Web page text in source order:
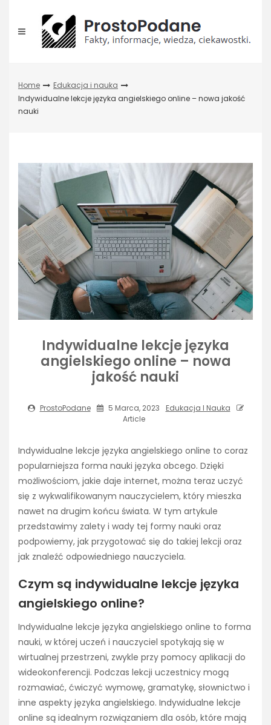
content
Home
Edukacja i nauka
Indywidualne lekcje języka angielskiego online – nowa jakość
nauki
Indywidualne lekcje języka
angielskiego online – nowa
jakość nauki
ProstoPodane 5 Marca, 2023
Edukacja I Nauka
Article
Indywidualne lekcje języka angielskiego online to coraz
popularniejsza forma nauki języka obcego. Dzięki
możliwościom, jakie daje internet, można teraz uczyć
się z wykwalifikowanym nauczycielem, który mieszka
nawet na drugim końcu świata. W tym artykule
przedstawimy zalety i wady tej formy nauki oraz
podpowiemy, jak przygotować się do takiej lekcji oraz
jak znaleźć odpowiedniego nauczyciela.
Czym są indywidualne lekcje języka
angielskiego online?
Indywidualne lekcje języka angielskiego online to forma
nauki, w której uczeń i nauczyciel spotykają się w
wirtualnej przestrzeni, zwykle przy pomocy aplikacji do
wideokonferencji. Podczas lekcji uczestnicy mogą
rozmawiać, ćwiczyć wymowę, gramatykę, słownictwo i
inne aspekty języka angielskiego. Indywidualne lekcje
online są idealnym rozwiązaniem dla osób, które mają